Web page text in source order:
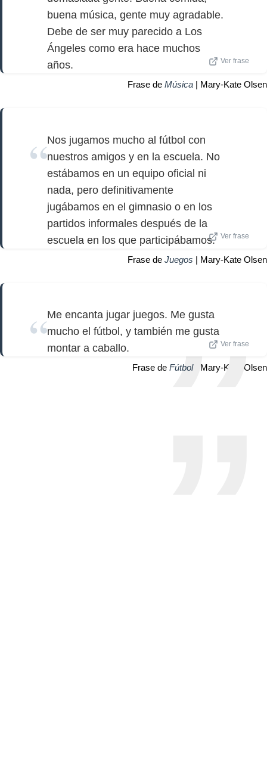
buena música, gente muy agradable.
Debe de ser muy parecido a Los
Ángeles como era hace muchos
años.
Ver frase
Frase de Música | Mary-Kate Olsen
Nos jugamos mucho al fútbol con
nuestros amigos y en la escuela. No
estábamos en un equipo oficial ni
nada, pero definitivamente
jugábamos en el gimnasio o en los
partidos informales después de la
escuela en los que participábamos.
Ver frase
Frase de Juegos | Mary-Kate Olsen
Me encanta jugar juegos. Me gusta
mucho el fútbol, ​​y también me gusta
montar a caballo.
Ver frase
Frase de Fútbol| Mary-Kate Olsen